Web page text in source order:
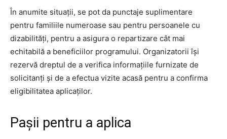
În anumite situații, se pot da punctaje suplimentare
pentru familiile numeroase sau pentru persoanele cu
dizabilități, pentru a asigura o repartizare cât mai
echitabilă a beneficiilor programului. Organizatorii își
rezervă dreptul de a verifica informațiile furnizate de
solicitanți și de a efectua vizite acasă pentru a confirma
eligibilitatea aplicaților.
Pașii pentru a aplica